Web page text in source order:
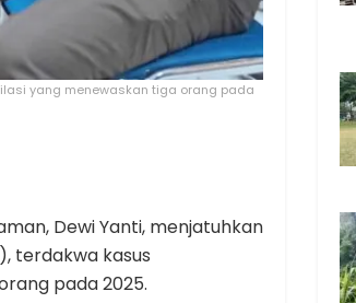
yang menewaskan tiga orang pada
Dewi Yanti, menjatuhkan
terdakwa kasus
pada 2025.